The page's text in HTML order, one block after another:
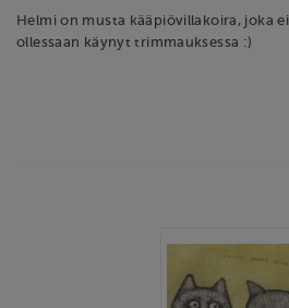
Helmi on musta kääpiövillakoira, joka
ollessaan käynyt trimmauksessa :)